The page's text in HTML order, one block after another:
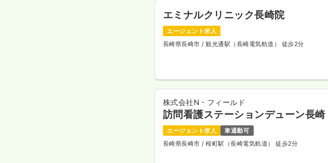
エミナルクリニック長崎院
エージェント求人
長崎県長崎市 / 観光通駅（長崎電気軌道） 徒歩2分
株式会社N・フィールド
訪問看護ステーションデューン長崎
エージェント求人
車通勤可
長崎県長崎市 / 桜町駅（長崎電気軌道） 徒歩2分